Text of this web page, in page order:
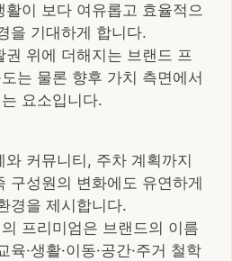
이 보다 여유롭고 효율적으
을 기대하게 합니다.
위에 더해지는 브랜드 프
는 물론 향후 가치 측면에서
요소입니다.
커뮤니티, 주차 계획까지
구성원의 변화에도 유연하게
경을 제시합니다.
프리미엄은 브랜드의 이름
·생활·이동·공간·주거 철학